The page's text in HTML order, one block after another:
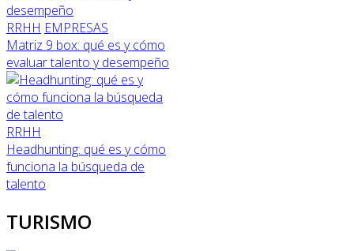
RRHH EMPRESAS
Matriz 9 box: qué es y cómo
evaluar talento y desempeño
RRHH
Headhunting: qué es y cómo
funciona la búsqueda de
talento
TURISMO